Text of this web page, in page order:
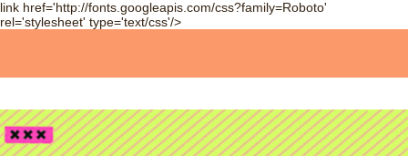
link href='http://fonts.googleapis.com/css?family=Roboto'
rel='stylesheet' type='text/css'/>